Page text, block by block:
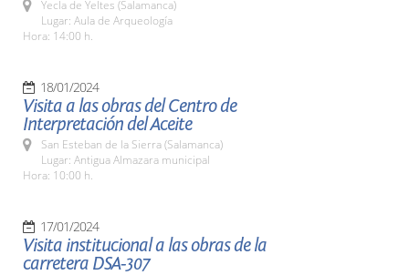
Yecla de Yeltes (Salamanca)
Lugar: Aula de Arqueología
Hora: 14:00 h.
18/01/2024
Visita a las obras del Centro de
Interpretación del Aceite
San Esteban de la Sierra (Salamanca)
Lugar: Antigua Almazara municipal
Hora: 10:00 h.
17/01/2024
Visita institucional a las obras de la
carretera DSA-307